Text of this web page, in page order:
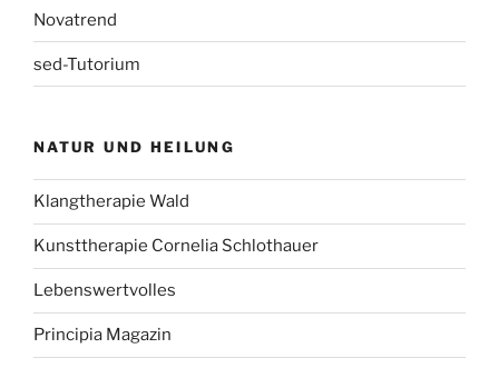
Novatrend
sed-Tutorium
NATUR UND HEILUNG
Klangtherapie Wald
Kunsttherapie Cornelia Schlothauer
Lebenswertvolles
Principia Magazin